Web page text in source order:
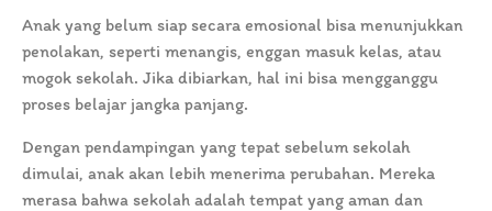
Anak yang belum siap secara emosional bisa menunjukkan
penolakan, seperti menangis, enggan masuk kelas, atau
mogok sekolah. Jika dibiarkan, hal ini bisa mengganggu
proses belajar jangka panjang.
Dengan pendampingan yang tepat sebelum sekolah
dimulai, anak akan lebih menerima perubahan. Mereka
merasa bahwa sekolah adalah tempat yang aman dan